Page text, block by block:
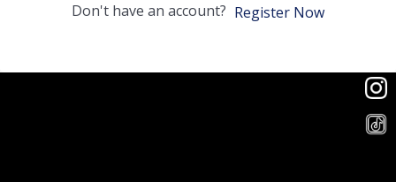
Don't have an account? Register Now